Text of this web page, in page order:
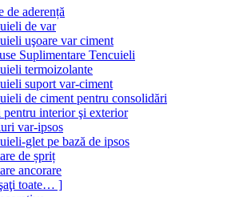
de aderență
de var
uşoare var ciment
Suplimentare Tencuieli
termoizolante
suport var-ciment
de ciment pentru consolidări
pentru interior şi exterior
var-ipsos
glet pe bază de ipsos
de șpriț
ancorare
toate… ]